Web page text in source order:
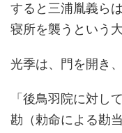
すると三浦胤義ら
寝所を襲うという
光季は、門を開き
「後鳥羽院に対し
勘（勅命による勘